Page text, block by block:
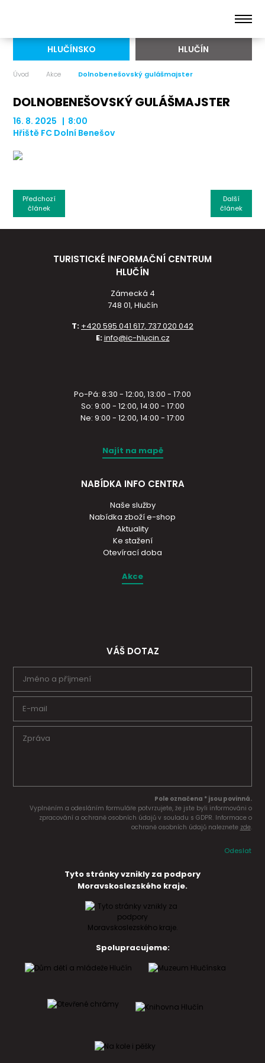
HLUČÍNSKO HLUČÍN
Úvod Akce Dolnobenešovský gulášmajster
DOLNOBENEŠOVSKÝ GULÁŠMAJSTER
16. 8. 2025 | 8:00
Hřiště FC Dolní Benešov
Další
článek
Předchozí
článek
TURISTICKÉ INFORMAČNÍ CENTRUM
HLUČÍN
Zámecká 4
748 01, Hlučín
T: +420 595 041 617, 737 020 042
E:info@ic-hlucin.cz
Po-Pá: 8:30 - 12:00, 13:00 - 17:00
So: 9:00 - 12:00, 14:00 - 17:00
Ne: 9:00 - 12:00, 14:00 - 17:00
Najít na mapě
NABÍDKA INFO CENTRA
Naše služby
Nabídka zboží e-shop
Aktuality
Ke stažení
Otevírací doba
Akce
VÁŠ DOTAZ
Pole označena * jsou povinná.
Vyplněním a odesláním formuláře potvrzujete, že jste byli informováni o
zpracování a ochraně osobních údajů v souladu s GDPR. Informace o
ochraně osobních údajů naleznete zde.
Odeslat
Tyto stránky vznikly za podpory
Moravskoslezského kraje.
Spolupracujeme: